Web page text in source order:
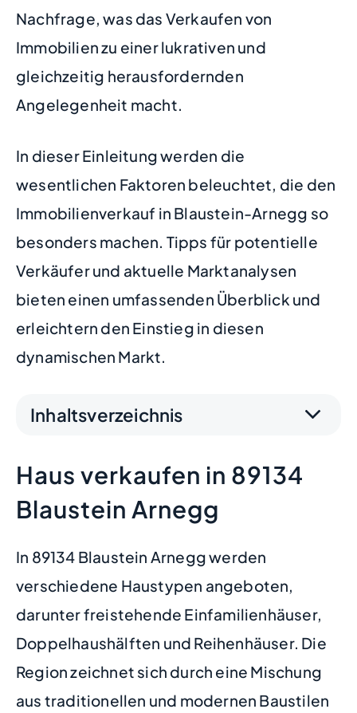
Nachfrage, was das Verkaufen von
Immobilien zu einer lukrativen und
gleichzeitig herausfordernden
Angelegenheit macht.
In dieser Einleitung werden die
wesentlichen Faktoren beleuchtet, die den
Immobilienverkauf in Blaustein-Arnegg so
besonders machen. Tipps für potentielle
Verkäufer und aktuelle Marktanalysen
bieten einen umfassenden Überblick und
erleichtern den Einstieg in diesen
dynamischen Markt.
Inhaltsverzeichnis
Haus verkaufen in 89134
Blaustein Arnegg
In 89134 Blaustein Arnegg werden
verschiedene Haustypen angeboten,
darunter freistehende Einfamilienhäuser,
Doppelhaushälften und Reihenhäuser. Die
Region zeichnet sich durch eine Mischung
aus traditionellen und modernen Baustilen